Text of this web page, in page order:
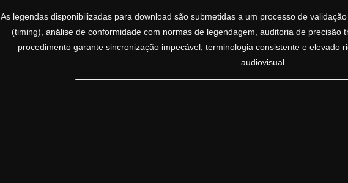
As legendas disponibilizadas para download são submetidas a um processo de
(timing), análise de conformidade com normas de legendagem, auditoria de precisão
procedimento garante sincronização impecável, terminologia consistente e elevado
audiovisual.